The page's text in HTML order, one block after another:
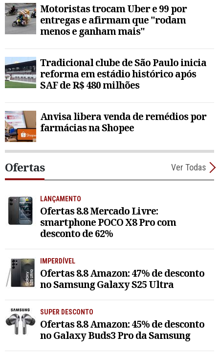
Motoristas trocam Uber e 99 por
entregas e afirmam que "rodam
menos e ganham mais"
Tradicional clube de São Paulo inicia
reforma em estádio histórico após
SAF de R$ 480 milhões
Anvisa libera venda de remédios por
farmácias na Shopee
Ofertas Ver Todas
LANÇAMENTO
Ofertas 8.8 Mercado Livre:
smartphone POCO X8 Pro com
desconto de 62%
IMPERDÍVEL
Ofertas 8.8 Amazon: 47% de desconto
no Samsung Galaxy S25 Ultra
SUPER DESCONTO
Ofertas 8.8 Amazon: 45% de desconto
no Galaxy Buds3 Pro da Samsung